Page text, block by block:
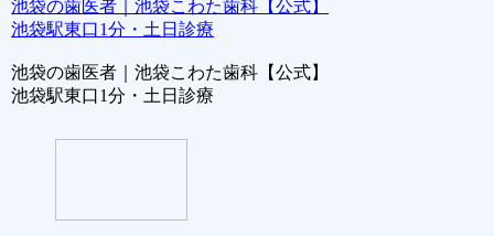
池袋の歯医者｜池袋こわた歯科【公式】
池袋駅東口1分・土日診療
池袋の歯医者｜池袋こわた歯科【公式】
池袋駅東口1分・土日診療